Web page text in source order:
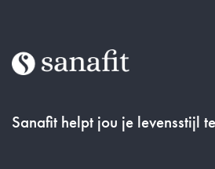
Sanafit helpt jou je levensstijl